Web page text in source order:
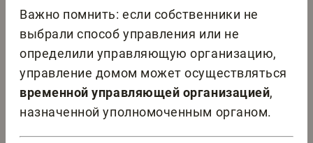
Важно помнить: если собственники не
выбрали способ управления или не
определили управляющую организацию,
управление домом может осуществляться
временной управляющей организацией,
назначенной уполномоченным органом.